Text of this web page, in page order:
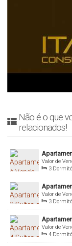
Não é o que
relacionados!
Valor de
05016-010,
3
Sala(s) , 3
142.00m²
Valor de
031,
3
Sala(s) , 3
142.00m² ,
Valor de
031,
4
Sala(s) , 4